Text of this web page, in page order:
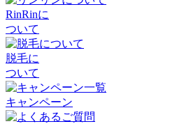
RinRinに
ついて
脱毛に
ついて
キャンペーン